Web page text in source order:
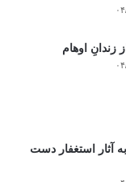
زندانِ اوهام
آثار استغفار دست